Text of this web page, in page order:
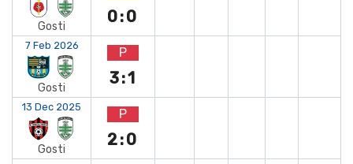
Gosti
0:0
7 Feb 2026
Gosti
P
3:1
13 Dec 2025
Gosti
P
2:0